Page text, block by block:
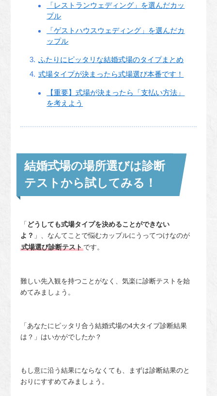
「レストランウェディング」を選んだカッ
プル
「ゲストハウスウェディング」を選んだカ
ップル
ふたりにピッタリな結婚式場のタイプまとめ
式場タイプが決まったら式場選び本番です！
【重要】式場が決まったら「支払い方法」
を考えよう
結婚式場の場所選びは診断
テストから試してみる！
「 どうしても式場タイプを決めることができない
よ？ 」、なんてことで悩むカップルにうってつけなのが
式場選び診断テストです。
難しい先入観を持つことがなく、気楽に診断テストを始
めてみましょう。
「あなたにピッタリ合う結婚式場の4大タイプ診断結果
は？」はいかがでしたか？
もし意に沿う結果にならなくても、まずは診断結果のと
おりにすすめてみましょう。